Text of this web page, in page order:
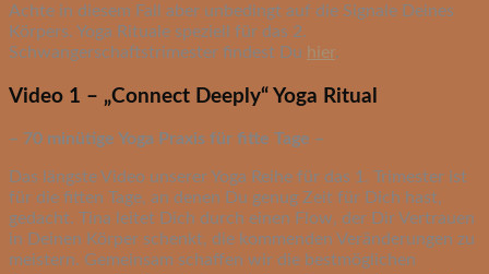
Achte in diesem Fall aber unbedingt auf die Signale Deines
Körpers. Yoga Rituale speziell für das 2.
Schwangerschaftstrimester findest Du hier.
Video 1 – „Connect Deeply“ Yoga Ritual
– 70 minütige Yoga Praxis für fitte Tage –
Das längste Video unserer Yoga Reihe für das 1. Trimester ist
für die fitten Tage, an denen Du genug Zeit für Dich hast,
gedacht. Tina leitet Dich durch einen Flow, der Dir Vertrauen
in Deinen Körper schenkt, die kommenden Veränderungen zu
meistern. Gemeinsam schaffen wir die bestmöglichen